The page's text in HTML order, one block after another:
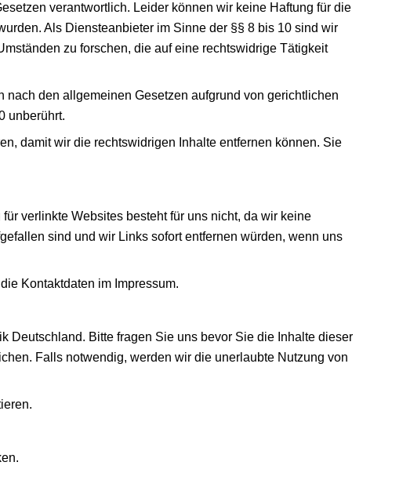
verantwortlich. Leider können wir keine Haftung für die
Als Diensteanbieter im Sinne der §§ 8 bis 10 sind wir
zu forschen, die auf eine rechtswidrige Tätigkeit
den allgemeinen Gesetzen aufgrund von gerichtlichen
unberührt.
damit wir die rechtswidrigen Inhalte entfernen können. Sie
verlinkte Websites besteht für uns nicht, da wir keine
sind und wir Links sofort entfernen würden, wenn uns
Kontaktdaten im Impressum.
Deutschland. Bitte fragen Sie uns bevor Sie die Inhalte dieser
Falls notwendig, werden wir die unerlaubte Nutzung von